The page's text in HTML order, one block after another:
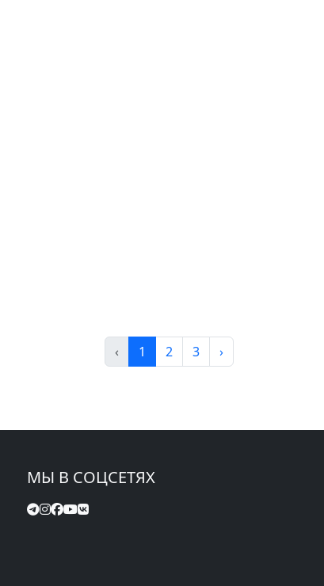
‹ 1 2 3 ›
МЫ В СОЦСЕТЯХ